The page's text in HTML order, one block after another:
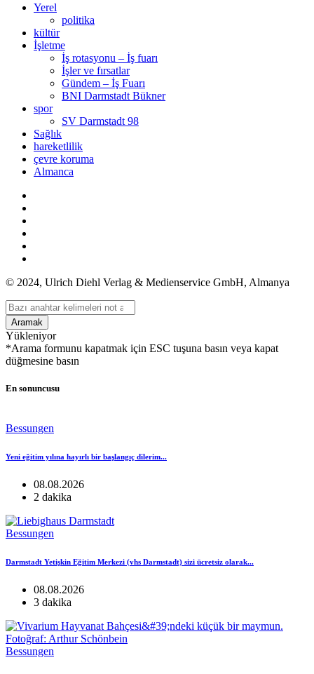
Yerel
politika
kültür
İşletme
İş rotasyonu – İş fuarı
İşler ve fırsatlar
Gündem – İş Fuarı
BNI Darmstadt Bükner
spor
SV Darmstadt 98
Sağlık
hareketlilik
çevre koruma
Almanca
© 2024, Ulrich Diehl Verlag & Medienservice GmbH, Almanya
Aramak
Yükleniyor
*Arama formunu kapatmak için ESC tuşuna basın veya kapat
düğmesine basın
En sonuncusu
Bessungen
Yeni eğitim yılına hayırlı bir başlangıç ​​dilerim...
08.08.2026
2 dakika
Bessungen
Darmstadt Yetişkin Eğitim Merkezi (vhs Darmstadt) sizi ücretsiz olarak...
08.08.2026
3 dakika
Bessungen